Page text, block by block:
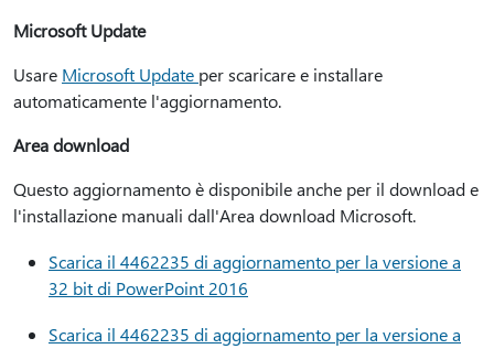
Microsoft Update
Usare Microsoft Update per scaricare e installare
automaticamente l'aggiornamento.
Area download
Questo aggiornamento è disponibile anche per il download e
l'installazione manuali dall'Area download Microsoft.
Scarica il 4462235 di aggiornamento per la versione a
32 bit di PowerPoint 2016
Scarica il 4462235 di aggiornamento per la versione a